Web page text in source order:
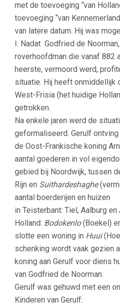
met de toevoeging “van
toevoeging “van
van latere datum. Hij was
I. Nadat Godfried de
roverhoofdman die vanaf 882
heerste, vermoord werd,
situatie. Hij heeft onmiddellijk
West-Frisia (het huidige
getrokken.
Na enkele jaren werd de
geformaliseerd. Gerulf
de Oost-Frankische koning
aantal goederen in vol
gebied bij Noordwijk, tussen
Rijn en Suithardeshaghe
aantal boerderijen en huizen
in Teisterbant: Tiel, Aalburg
Holland: Bodokenlo(Boekel)
slotte een woning in Huui
schenking wordt vaak gezien
koning aan Gerulf voor diens
van Godfried de Noorman.
Gerulf was gehuwd met een
Kinderen van Gerulf: